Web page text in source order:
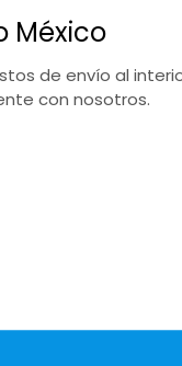
México
de envío al
con nosotros.